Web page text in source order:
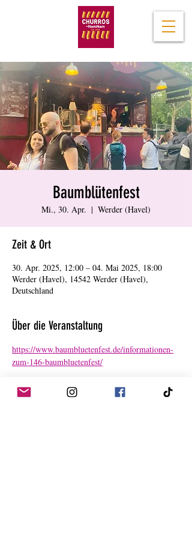
Baumblütenfest
Mi., 30. Apr.
  |
Werder (Havel)
Zeit & Ort
30. Apr. 2025, 12:00 – 04. Mai 2025, 18:00
Werder (Havel), 14542 Werder (Havel),
Deutschland
Über die Veranstaltung
https://www.baumbluetenfest.de/informationen-
zum-146-baumbluetenfest/